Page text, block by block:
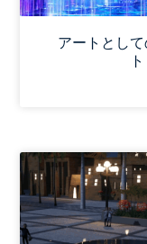
アートとし